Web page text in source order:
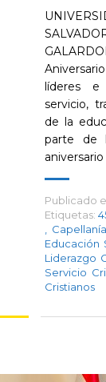
líderes e
servicio,
de la
parte de
Publicado
Etiquetas:
Educación
Liderazgo
Servicio
Cristianos